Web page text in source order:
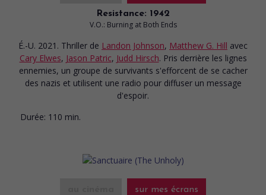
Resistance: 1942
V.O.: Burning at Both Ends
É.-U. 2021. Thriller de Landon Johnson, Matthew G. Hill avec
Cary Elwes, Jason Patric, Judd Hirsch. Pris derrière les lignes
ennemies, un groupe de survivants s'efforcent de se cacher
des nazis et utilisent une radio pour diffuser un message
d'espoir.
Durée: 110 min.
sur mes écrans